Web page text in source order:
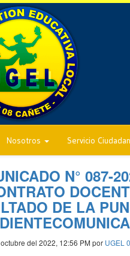
Nosotros Servicio
N° 087-
DE LA
del 2022, 12:56 PM por UGEL